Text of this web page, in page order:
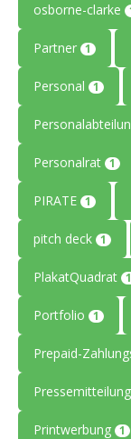
osborne-clarke
Partner 1
Personal 1
Personalrat 1
PIRATE 1
pitch deck 1
PlakatQuadrat 1
Portfolio 1
Prepaid-
Pressemitteilung
Printwerbung 1